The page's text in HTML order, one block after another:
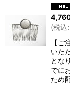
(税込:
【
いた
とな
でに
ため